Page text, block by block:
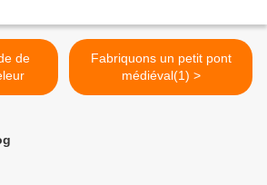
Fabriquons un petit pont
médiéval(1) >